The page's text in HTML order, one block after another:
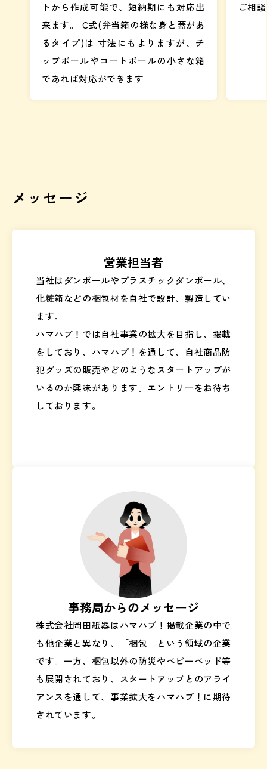
トから作成可能で、短納期にも対応出
来ます。 C式(弁当箱の様な身と蓋があ
るタイプ)は 寸法にもよりますが、チ
ップボールやコートボールの小さな箱
であれば対応ができます
ご相
メッセージ
営業担当者
当社はダンボールやプラスチックダンボール、
化粧箱などの梱包材を自社で設計、製造してい
ます。
ハマハブ！では自社事業の拡大を目指し、掲載
をしており、ハマハブ！を通して、自社商品防
犯グッズの販売やどのようなスタートアップが
いるのか興味があります。エントリーをお待ち
しております。
事務局からのメッセージ
株式会社岡田紙器はハマハブ！掲載企業の中で
も他企業と異なり、「梱包」という領域の企業
です。一方、梱包以外の防災やベビーベッド等
も展開されており、スタートアップとのアライ
アンスを通して、事業拡大をハマハブ！に期待
されています。